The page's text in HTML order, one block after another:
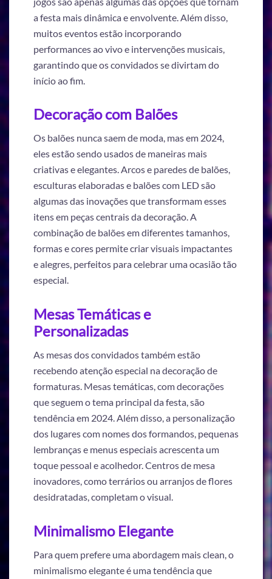
a festa mais dinâmica e envolvente. Além disso,
muitos eventos estão incorporando
performances ao vivo e intervenções musicais,
garantindo que os convidados se divirtam do
início ao fim.
Decoração com Balões
Os balões nunca saem de moda, mas em 2024,
eles estão sendo usados de maneiras mais
criativas e elegantes. Arcos e paredes de balões,
esculturas elaboradas e balões com LED são
algumas das inovações que transformam esses
itens em peças centrais da decoração. A
combinação de balões em diferentes tamanhos,
formas e cores permite criar visuais impactantes
e alegres, perfeitos para celebrar uma ocasião tão
especial.
Mesas Temáticas e
Personalizadas
As mesas dos convidados também estão
recebendo atenção especial na decoração de
formaturas. Mesas temáticas, com decorações
que seguem o tema principal da festa, são
tendência em 2024. Além disso, a personalização
dos lugares com nomes dos formandos, pequenas
lembranças e menus especiais acrescenta um
toque pessoal e acolhedor. Centros de mesa
inovadores, como terrários ou arranjos de flores
desidratadas, completam o visual.
Minimalismo Elegante
Para quem prefere uma abordagem mais clean, o
minimalismo elegante é uma tendência que